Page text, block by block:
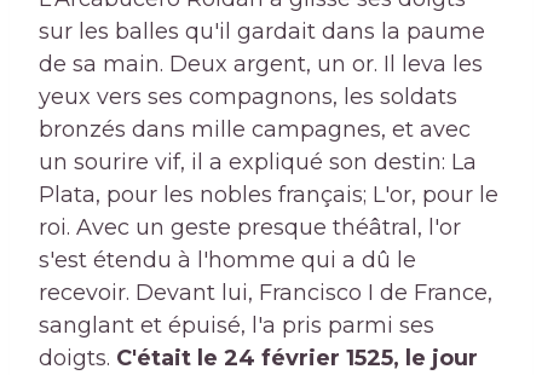
sur les balles qu'il gardait dans la paume
de sa main. Deux argent, un or. Il leva les
yeux vers ses compagnons, les soldats
bronzés dans mille campagnes, et avec
un sourire vif, il a expliqué son destin: La
Plata, pour les nobles français; L'or, pour le
roi. Avec un geste presque théâtral, l'or
s'est étendu à l'homme qui a dû le
recevoir. Devant lui, Francisco I de France,
sanglant et épuisé, l'a pris parmi ses
doigts. C'était le 24 février 1525, le jour